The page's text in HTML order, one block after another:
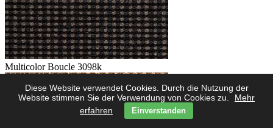
Diese Website verwendet Cookies. Durch die Nutzung der
Website stimmen Sie der Verwendung von Cookies zu.
Mehr
erfahren
Einverstanden
Multicolor Boucle 3098k